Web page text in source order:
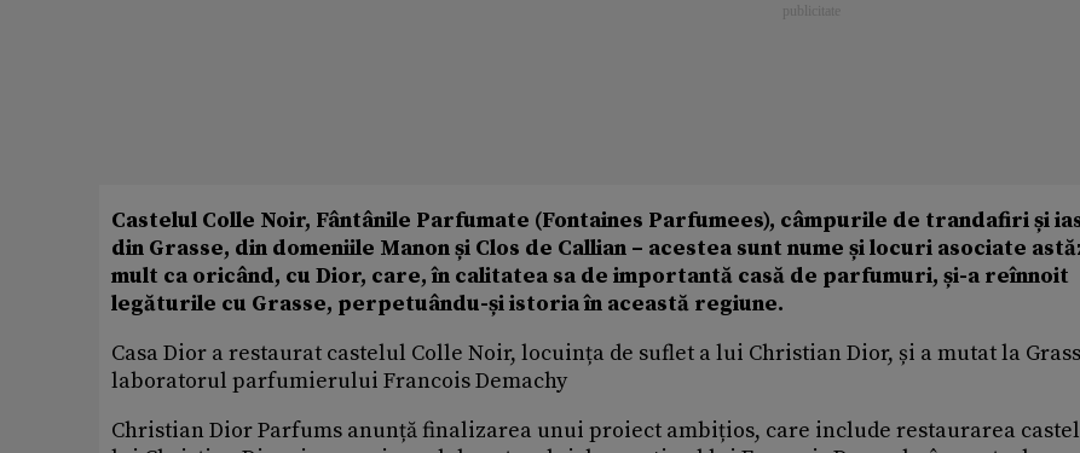
Castelul Colle Noir, Fântânile Parfumate (Fontaines Parfumees), câmpurile de trandafiri și
din Grasse, din domeniile Manon și Clos de Callian – acestea sunt nume și locuri asociate
mult ca oricând, cu Dior, care, în calitatea sa de importantă casă de parfumuri, și-a reînnoit
legăturile cu Grasse, perpetuându-și istoria în această regiune.
Casa Dior a restaurat castelul Colle Noir, locuința de suflet a lui Christian Dior, și a mutat la
laboratorul parfumierului Francois Demachy
Christian Dior Parfums anunță finalizarea unui proiect ambițios, care include restaurarea